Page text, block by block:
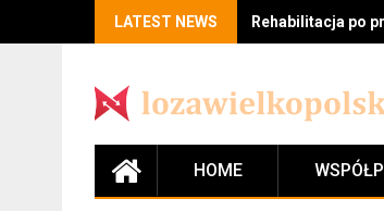
LATEST NEWS Rehabilitacja po
HOME